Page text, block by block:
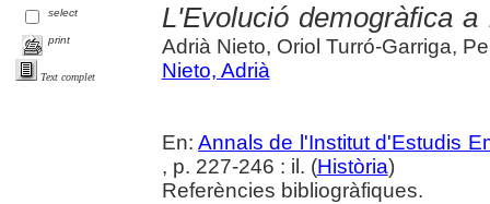
select
print
Text complet
L'Evolució demogràfica
Adrià Nieto, Oriol Turró-Garriga,
Nieto, Adrià
En:Annals de l'Institut d'Estudis
, p. 227-246 : il. (Història)
Referències bibliogràfiques.